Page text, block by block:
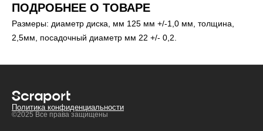
ПОДРОБНЕЕ О ТОВАРЕ
Размеры: диаметр диска, мм 125 мм +/-1,0 мм, толщина,
2,5мм, посадочный диаметр мм 22 +/- 0,2.
Политика конфиденциальности
©2025 Все права защищены